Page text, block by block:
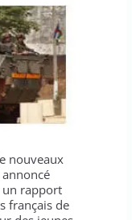
nouveaux
un rapport
français de